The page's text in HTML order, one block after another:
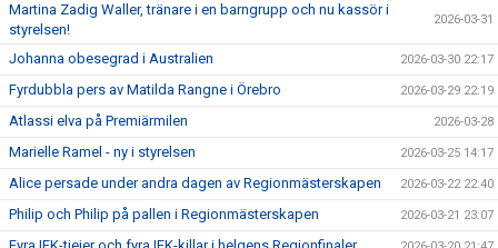
Martina Zadig Waller, tränare i en barngrupp och nu kassör i
styrelsen!
2026-03-31
Johanna obesegrad i Australien 2026-03-30 22:17
Fyrdubbla pers av Matilda Rangne i Örebro 2026-03-29 22:19
Atlassi elva på Premiärmilen 2026-03-28
Marielle Ramel - ny i styrelsen 2026-03-25 14:17
Alice persade under andra dagen av Regionmästerskapen 2026-03-22 22:40
Philip och Philip på pallen i Regionmästerskapen 2026-03-21 23:07